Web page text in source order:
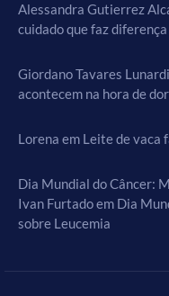
Alessandra Gutierrez
cuidado que faz
Giordano Tavares
acontecem na hora de
Lorena em Leite de vaca
Dia Mundial do Câncer:
Ivan Furtadoem Dia
sobre Leucemia